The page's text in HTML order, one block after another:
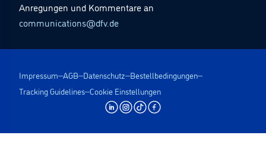
Anregungen und Kommentare an
communications@dfv.de
Impressum AGB Datenschutz Bestellbedingungen
Tracking Guidelines Cookie Einstellungen